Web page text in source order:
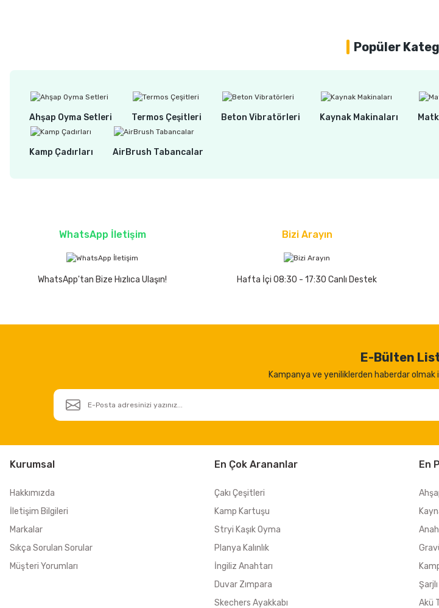
Popüler
Ahşap Oyma Setleri Termos Çeşitleri Beton Vibratörleri Kaynak Makinaları
Kamp Çadırları AirBrush Tabancalar
WhatsApp İletişim
WhatsApp'tan Bize Hızlıca Ulaşın!
Bizi Arayın
Hafta İçi 08:30 - 17:30 Canlı Destek
E-Bülten
Kampanya ve yeniliklerden haberdar
Kurumsal
Hakkımızda
İletişim Bilgileri
Markalar
Sıkça Sorulan Sorular
Müşteri Yorumları
En Çok Arananlar
Çakı Çeşitleri
Kamp Kartuşu
Stryi Kaşık Oyma
Planya Kalınlık
İngiliz Anahtarı
Duvar Zımpara
Skechers Ayakkabı
En
Akü